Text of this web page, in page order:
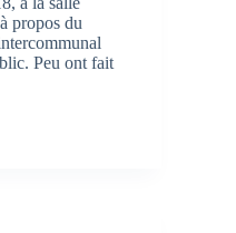
propos du
Peu ont fait